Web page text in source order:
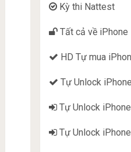
Kỳ thi Nattest
Tất cả về iPhone
HD Tự mua
Tự Unlock
Tự Unlock
Tự Unlock